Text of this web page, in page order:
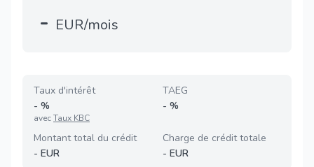
- EUR/mois
Taux d'intérêt
- %
avecTaux KBC
TAEG
- %
Montant total du crédit
- EUR
Charge de crédit totale
- EUR